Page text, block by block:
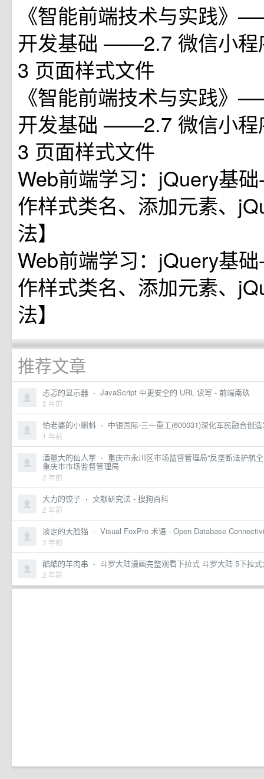
《智能前端技术与实践》
开发基础 ——2.7 微信小
3 页面样式文件
《智能前端技术与实践》
开发基础 ——2.7 微信小
3 页面样式文件
Web前端学习：jQuery基
作样式类名、添加元素、
法】
Web前端学习：jQuery基
作样式类名、添加元素、
法】
推荐文章
忐忑的显示器 · JavaScript 中更安全的 URL 读写 - 前端南玖
2 月前
怕老婆的小蝌蚪 · 中银国际-三一重工(600031)深化军民融合创
1 年前
酒量大的仙人掌 · 重庆市永川区市场监督管理局“反垄断法护航
重庆市市场监督管理局
2 年前
大力的饺子 · 文献研究法 - 搜狗百科
2 年前
淡定的大脸猫 · Visual FoxPro 术语 - Open Database
2 年前
酷酷的羊肉串 · 斗罗大陆漫画完整观看下拉式 斗罗大陆 5下拉
2 年前